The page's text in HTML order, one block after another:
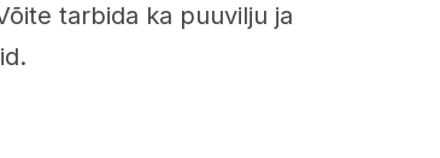
tarbida ka puuvilju ja